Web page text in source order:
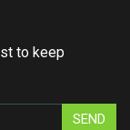
to keep
SEND